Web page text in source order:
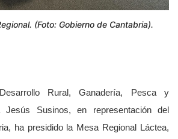
(Foto: Gobierno de Cantabria).
Rural, Ganadería, Pesca y
Jesús Susinos, en representación del
ha presidido la Mesa Regional Láctea,